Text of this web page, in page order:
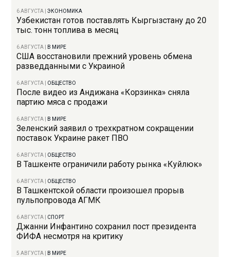
6 АВГУСТА |ЭКОНОМИКА
Узбекистан готов поставлять Кыргызстану до 20
тыс. тонн топлива в месяц
6 АВГУСТА В МИРЕ
США восстановили прежний уровень обмена
разведданными с Украиной
6 АВГУСТА ОБЩЕСТВО
После видео из Андижана «Корзинка» сняла
партию мяса с продажи
6 АВГУСТА В МИРЕ
Зеленский заявил о трехкратном сокращении
поставок Украине ракет ПВО
6 АВГУСТА ОБЩЕСТВО
В Ташкенте ограничили работу рынка «Куйлюк»
6 АВГУСТА ОБЩЕСТВО
В Ташкентской области произошел прорыв
пульпопровода АГМК
6 АВГУСТА СПОРТ
Джанни Инфантино сохранил пост президента
ФИФА несмотря на критику
5 АВГУСТА В МИРЕ